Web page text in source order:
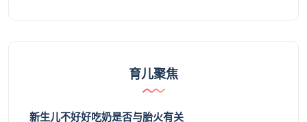
育儿聚焦
新生儿不好好吃奶是否与胎火有关